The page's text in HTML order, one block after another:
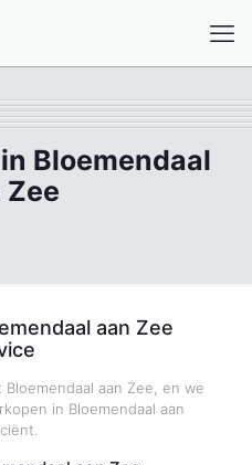
Bloemendaal
Zee
aan Zee
aan Zee, en we
in Bloemendaal aan